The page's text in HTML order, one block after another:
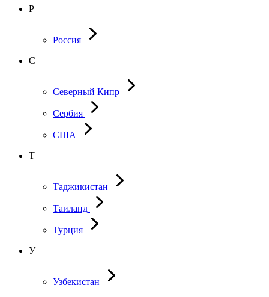
Р
Россия
С
Северный Кипр
Сербия
США
Т
Таджикистан
Таиланд
Турция
У
Узбекистан